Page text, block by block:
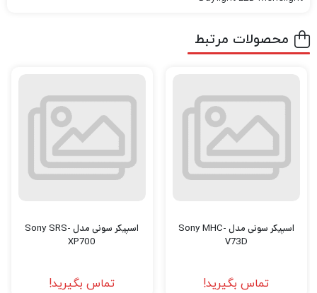
محصولات مرتبط
اسپیکر سونی مدل Sony MHC-
V73D
تماس بگیرید!
اسپیکر سونی مدل Sony SRS-
XP700
تماس بگیرید!